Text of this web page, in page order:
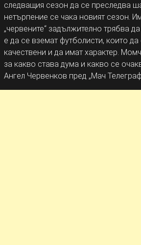
следващия сезон да се преследва
нетърпение се чака новият сезон.
„червените“ задължително трябва
е да се вземат футболисти, които да
качествени и да имат характер.
за какво става дума и какво се
Ангел Червенков пред „Мач